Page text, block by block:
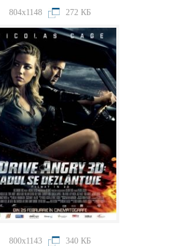
804x1148 272 КБ
800x1143 340 КБ